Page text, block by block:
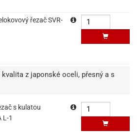
řezač SVR-
kvalita z japonské oceli, přesný a s
s kulatou
L-1